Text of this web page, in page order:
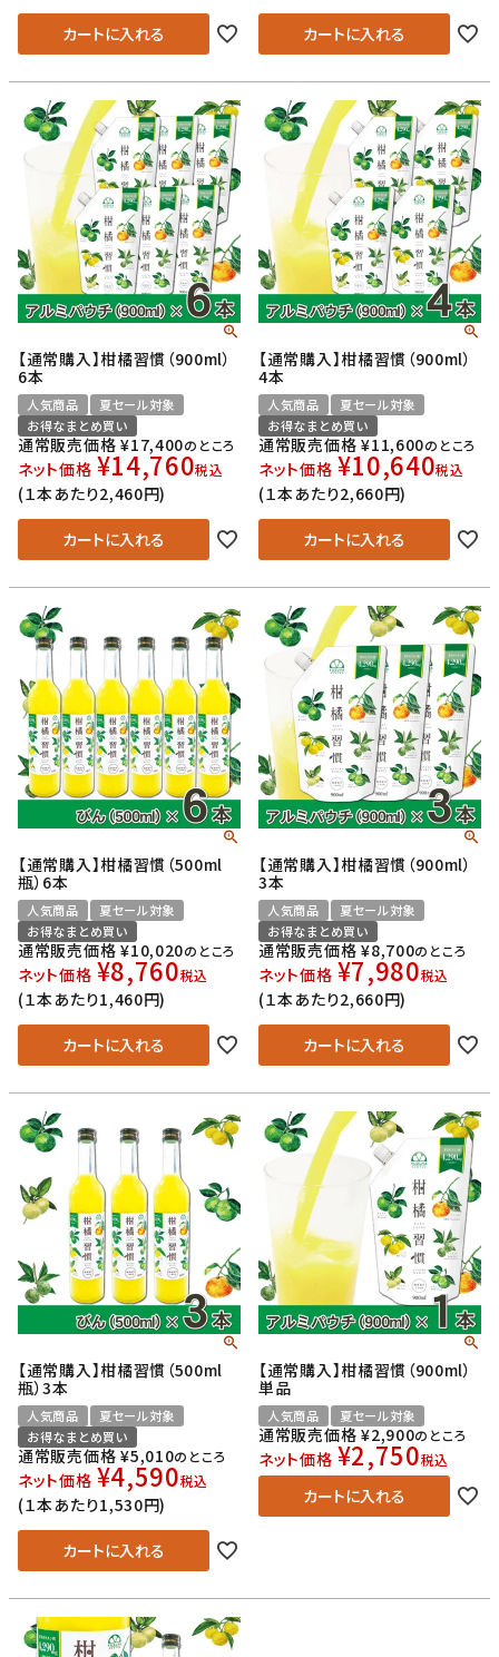
カートに入れる カートに入れる
【通常購入】柑橘習慣（900ml）
6本
人気商品
夏セール対象
お得なまとめ買い
通常販売価格 ¥17,400のところ
ネット価格 ¥14,760税込
(１本あたり2,460円)
カートに入れる
【通常購入】柑橘習慣（900ml）
4本
人気商品
夏セール対象
お得なまとめ買い
通常販売価格 ¥11,600のところ
ネット価格 ¥10,640税込
(１本あたり2,660円)
カートに入れる
【通常購入】柑橘習慣（500ml
瓶）6本
人気商品
夏セール対象
お得なまとめ買い
通常販売価格 ¥10,020のところ
ネット価格 ¥8,760税込
(１本あたり1,460円)
カートに入れる
【通常購入】柑橘習慣（900ml）
3本
人気商品
夏セール対象
お得なまとめ買い
通常販売価格 ¥8,700のところ
ネット価格 ¥7,980税込
(１本あたり2,660円)
カートに入れる
【通常購入】柑橘習慣（500ml
瓶）3本
人気商品
夏セール対象
お得なまとめ買い
通常販売価格 ¥5,010のところ
ネット価格 ¥4,590税込
(１本あたり1,530円)
カートに入れる
【通常購入】柑橘習慣（900ml）
単品
人気商品 夏セール対象
通常販売価格 ¥2,900のところ
ネット価格 ¥2,750税込
カートに入れる